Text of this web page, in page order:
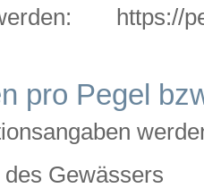
https://
pro Pegel
Gewässers